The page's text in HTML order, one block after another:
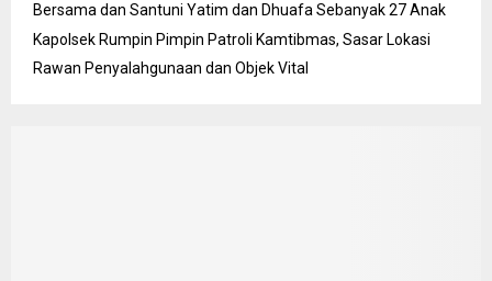
Bersama dan Santuni Yatim dan Dhuafa Sebanyak 27 Anak
Kapolsek Rumpin Pimpin Patroli Kamtibmas, Sasar Lokasi
Rawan Penyalahgunaan dan Objek Vital